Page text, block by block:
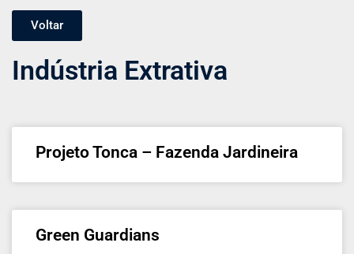
Voltar
Indústria Extrativa
Projeto Tonca – Fazenda Jardineira
Green Guardians